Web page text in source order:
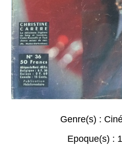
Genre(s) :
Epoque(s) :